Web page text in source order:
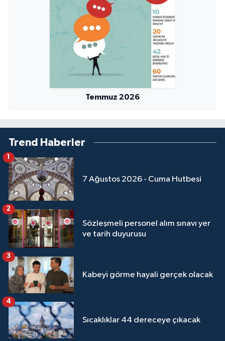
Temmuz 2026
Trend Haberler
7 Ağustos 2026 - Cuma Hutbesi
1
Sözleşmeli personel alım sınavı yer
ve tarih duyurusu
2
Kabeyi görme hayali gerçek olacak
3
Sıcaklıklar 44 dereceye çıkacak
4
Sinop Müftülüğü
Sivas Müftülüğü
Şanlıurfa Müftülüğü
Şırnak Müftülüğü
Tokat Müftülüğü
Trabzon Müftülüğü
Tunceli Müftülüğü
Uşak Müftülüğü
Van Müftülüğü
Yalova Müftülüğü
Zonguldak Müftülüğü